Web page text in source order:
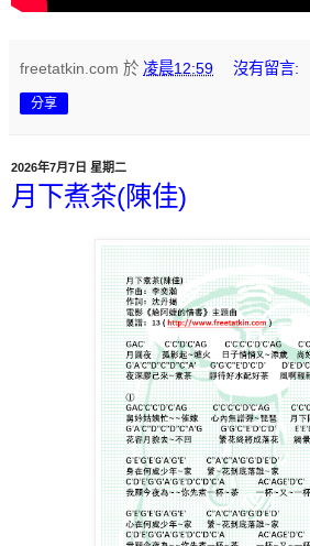
freetatkin.com 於 凌晨12:59 沒有留言:
分享
2026年7月7日 星期二
月下煮茶(陳佳)